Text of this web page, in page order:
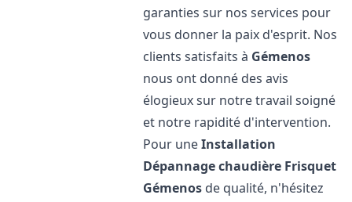
garanties sur nos services pour
vous donner la paix d'esprit. Nos
clients satisfaits à Gémenos
nous ont donné des avis
élogieux sur notre travail soigné
et notre rapidité d'intervention.
Pour uneInstallation
Dépannage chaudière Frisquet
Gémenos de qualité, n'hésitez